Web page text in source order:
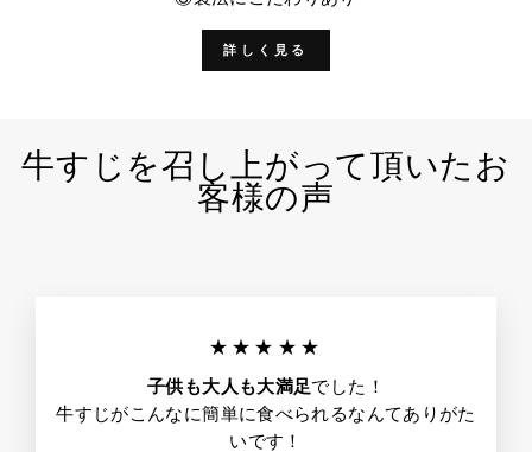
詳しく見る
牛すじを召し上がって頂いたお
客様の声
★★★★★
子供も大人も大満足でした！
牛すじがこんなに簡単に食べられるなんてありがた
いです！